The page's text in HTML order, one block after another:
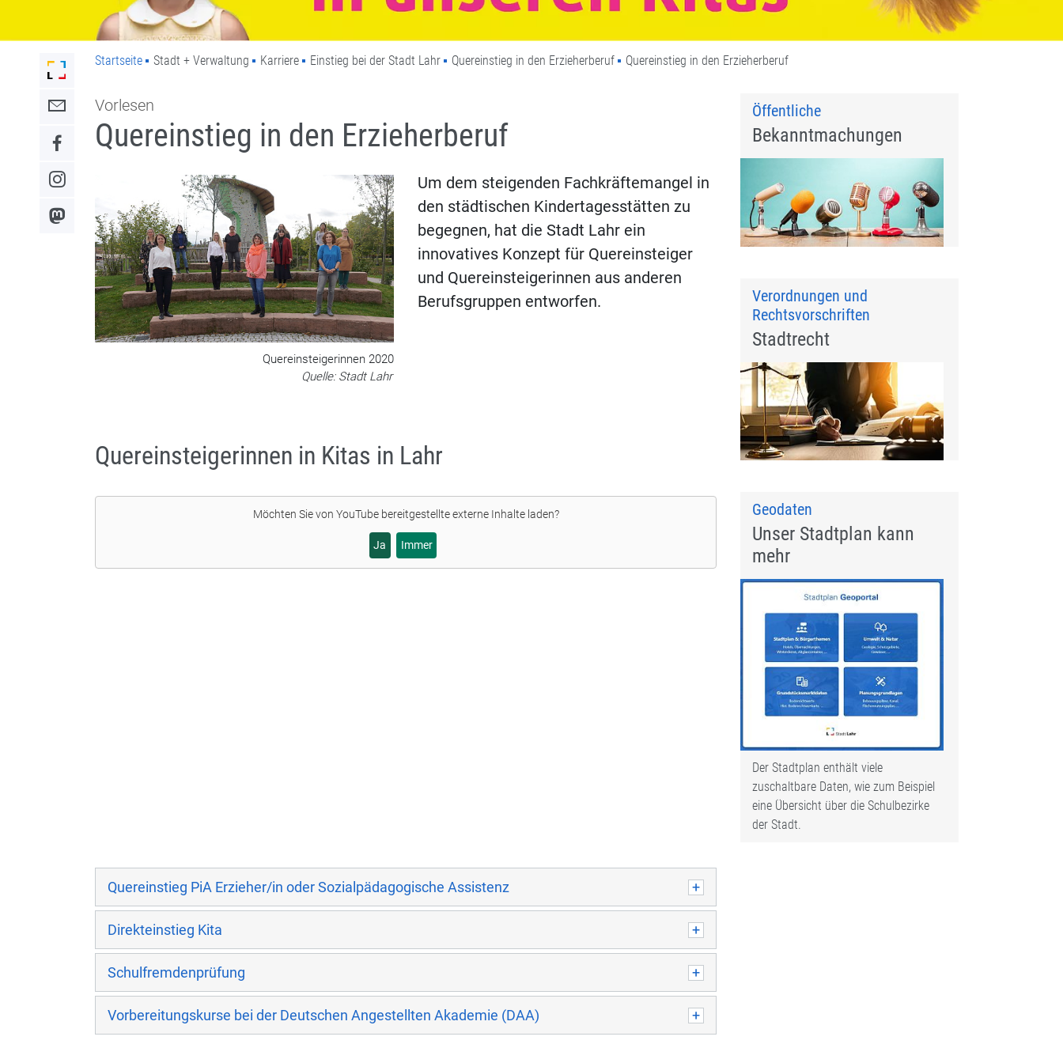
Link zur Startseite der Stadt Lahr
Link zum Kontaktformular
Link zum Facebook-Auftritt
Link zum Instagram-Auftritt
Link zum Mastodon-Kanal
Startseite Stadt + Verwaltung Karriere Einstieg bei der Stadt Lahr Quereinstieg in den Erzieherberuf Quereinstieg in den Erzieherberuf
Vorlesen
Quereinstieg in den Erzieherberuf
Quereinsteigerinnen 2020
Quelle: Stadt Lahr
Um dem steigenden Fachkräftemangel in
den städtischen Kindertagesstätten zu
begegnen, hat die Stadt Lahr ein
innovatives Konzept für Quereinsteiger
und Quereinsteigerinnen aus anderen
Berufsgruppen entworfen.
Quereinsteigerinnen in Kitas in Lahr
Möchten Sie von YouTubebereitgestellte externe Inhalte laden?
Ja Immer
Quereinstieg PiA Erzieher/in oder Sozialpädagogische Assistenz
Direkteinstieg Kita
Schulfremdenprüfung
Vorbereitungskurse bei der Deutschen Angestellten Akademie (DAA)
Öffentliche
Bekanntmachungen
Verordnungen und
Rechtsvorschriften
Stadtrecht
Geodaten
Unser Stadtplan kann
mehr
Der Stadtplan enthält viele
zuschaltbare Daten, wie zum Beispiel
eine Übersicht über die Schulbezirke
der Stadt.